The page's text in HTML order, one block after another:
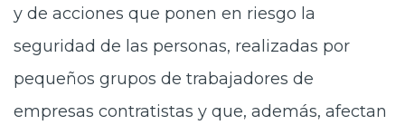
y de acciones que ponen en riesgo la
seguridad de las personas, realizadas por
pequeños grupos de trabajadores de
empresas contratistas y que, además, afectan